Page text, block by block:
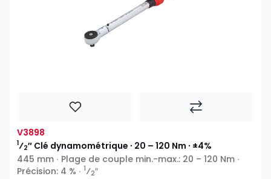
V3898
1⁄2″ Clé dynamométrique ∙ 20 – 120 Nm ∙ ±4%
445 mm ∙ Plage de couple min.-max.: 20 – 120 Nm ∙
Précision: 4 % ∙ 1⁄2″